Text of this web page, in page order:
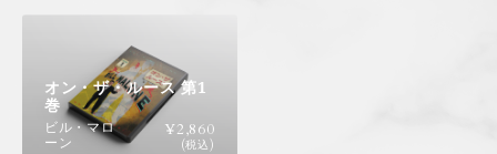
オン・ザ・ルース 第1
巻
ビル・マロ
ーン
¥2,860
(税込)